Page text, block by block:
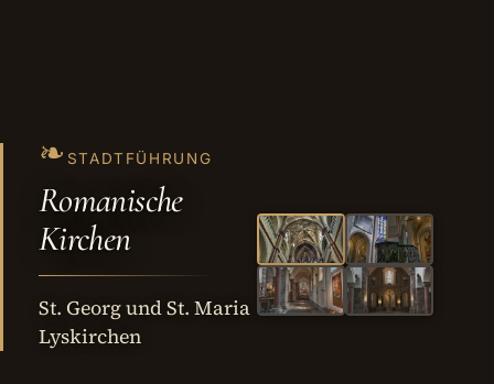
❧ STADTFÜHRUNG
Romanische
Kirchen
St. Georg und St. Maria
Lyskirchen